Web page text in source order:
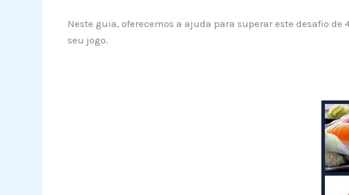
Neste guia, oferecemos a ajuda para superar este desafio
seu jogo.